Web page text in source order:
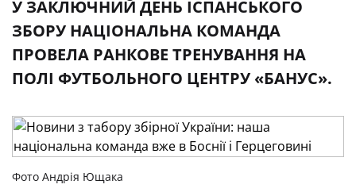
У ЗАКЛЮЧНИЙ ДЕНЬ ІСПАНСЬКОГО
ЗБОРУ НАЦІОНАЛЬНА КОМАНДА
ПРОВЕЛА РАНКОВЕ ТРЕНУВАННЯ НА
ПОЛІ ФУТБОЛЬНОГО ЦЕНТРУ «БАНУС».
Фото Андрія Ющака